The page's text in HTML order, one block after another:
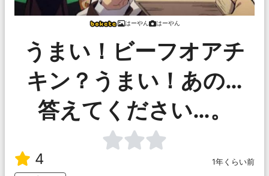
はーやん はーやん
うまい！ビーフオアチ
キン？うまい！あの…
答えてください…。
4
1年くらい前